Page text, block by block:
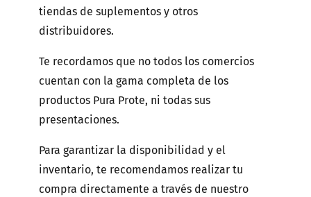
tiendas de suplementos y otros
distribuidores.
Te recordamos que no todos los comercios
cuentan con la gama completa de los
productos Pura Prote, ni todas sus
presentaciones.
Para garantizar la disponibilidad y el
inventario, te recomendamos realizar tu
compra directamente a través de nuestro